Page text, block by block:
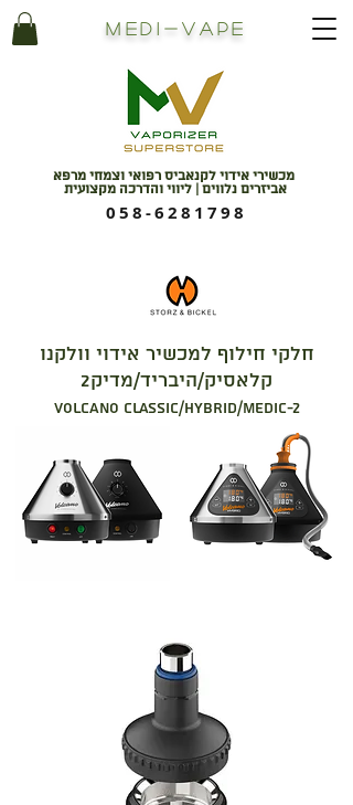
Medi- Vape
מכשירי אידוי לקנאביס רפואי וצמחי מרפא
אביזרים נלווים | ליווי והדרכה מקצועית
058-6281798
חלקי חילוף למכשיר אידוי וולקנו
קלאסיק/היבריד/מדיק2
Volcano classic/hybrid/medic-2